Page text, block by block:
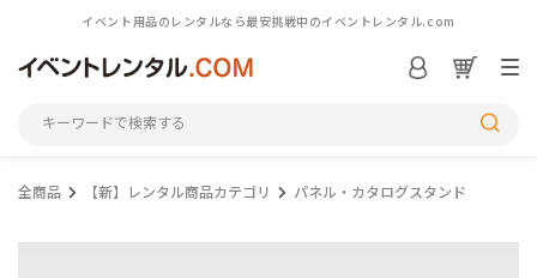
イベント用品のレンタルなら最安挑戦中のイベントレンタル.com
ログイン／会員登録
全商品 【新】レンタル商品カテゴリ パネル・カタログスタンド